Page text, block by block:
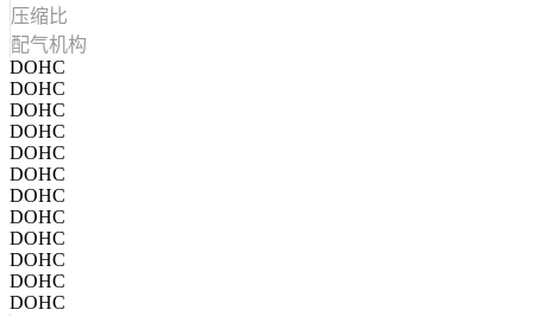
压缩比
配气机构
DOHC
DOHC
DOHC
DOHC
DOHC
DOHC
DOHC
DOHC
DOHC
DOHC
DOHC
DOHC